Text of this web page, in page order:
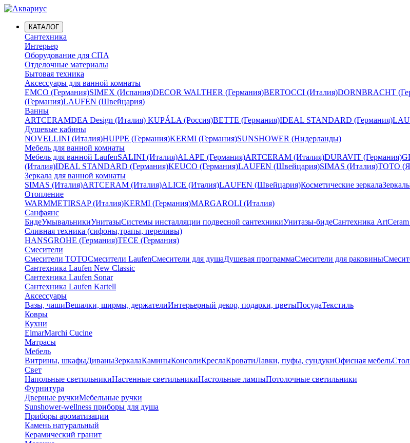
КАТАЛОГ
Сантехника
Интерьер
Оборудование для СПА
Отделочные материалы
Бытовая техника
Аксессуары для ванной комнаты
EMCO (Германия)SIMEX (Испания)DECOR WALTHER (Германия)BERTOCCI (Италия)DORNBRACHT
(Германия)LAUFEN (Швейцария)
Ванны
ARTCERAMDEA Design (Италия) KUPÁLA (Россия)BETTE (Германия)IDEAL STANDARD (Германия)
Душевые кабины
NOVELLINI (Италия)HUPPE (Германия)KERMI (Германия)SUNSHOWER (Нидерланды)
Мебель для ванной комнаты
Мебель для ванной LaufenSALINI (Италия)ALAPE (Германия)ARTCERAM (Италия)DURAVIT (Германия)
(Италия)IDEAL STANDARD (Германия)KEUCO (Германия)LAUFEN (Швейцария)SIMAS (Италия)TOTO
Зеркала для ванной комнаты
SIMAS (Италия)ARTCERAM (Италия)ALICE (Италия)LAUFEN (Швейцария)Косметические зеркала
Отопление
WARMMETIRSAP (Италия)KERMI (Германия)MARGAROLI (Италия)
Санфаянс
БидеУмывальникиУнитазыСистемы инсталляции подвесной сантехникиУнитазы-бидеСантехника
Сливная техника (сифоны,трапы, переливы)
HANSGROHE (Германия)TECE (Германия)
Смесители
Смесители TOTOСмесители LaufenСмесители для душаДушевая программаСмесители для раковины
Сантехника Laufen New Classic
Сантехника Laufen Sonar
Сантехника Laufen Kartell
Аксессуары
Вазы, чашиВешалки, ширмы, держателиИнтерьерный декор, подарки, цветыПосудаТекстиль
Ковры
Кухни
ElmarMarchi Cucine
Матрасы
Мебель
Витрины, шкафыДиваныЗеркалаКаминыКонсолиКреслаКроватиЛавки, пуфы, сундукиОфисная мебель
Свет
Напольные светильникиНастенные светильникиНастольные лампыПотолочные светильники
Фурнитура
Дверные ручкиМебельные ручки
Sunshower-wellness приборы для душа
Приборы ароматизации
Камень натуральный
Керамический гранит